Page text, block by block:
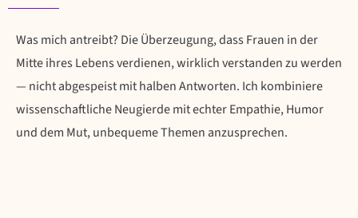
Was mich antreibt? Die Überzeugung, dass Frauen in der
Mitte ihres Lebens verdienen, wirklich verstanden zu werden
— nicht abgespeist mit halben Antworten. Ich kombiniere
wissenschaftliche Neugierde mit echter Empathie, Humor
und dem Mut, unbequeme Themen anzusprechen.